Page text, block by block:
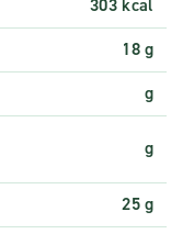
18 g
g
g
25 g